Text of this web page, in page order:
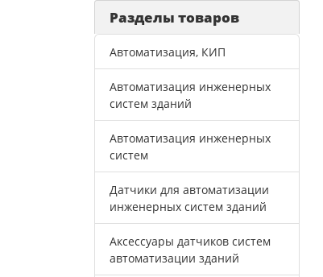
Разделы товаров
Автоматизация, КИП
Автоматизация инженерных
систем зданий
Автоматизация инженерных
систем
Датчики для автоматизации
инженерных систем зданий
Аксессуары датчиков систем
автоматизации зданий